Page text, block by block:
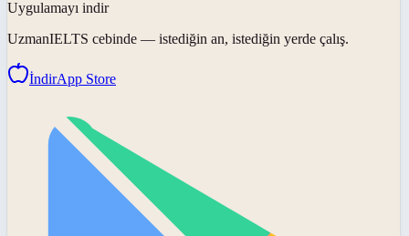
Uygulamayı indir
UzmanIELTS cebinde — istediğin an, istediğin yerde çalış.
İndirApp Store